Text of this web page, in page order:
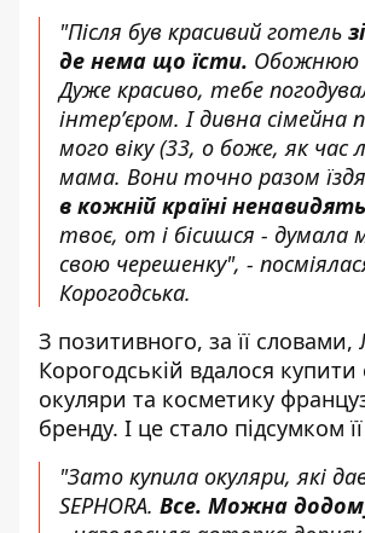
"Після був красивий готель
де нема що їсти. Обожнюю
Дуже красиво, тебе
інтерʼєром. І дивна сімейна
мого віку (33, о боже, як час
мама. Вони точно разом
в кожній країні
твоє, от і бісишся - думала
свою черешенку", -
Корогодська.
З позитивного, за її словами,
Корогодській вдалося купити
окуляри та косметику
бренду. І це стало підсумком
"Зато купила окуляри, які
SEPHORA. Все. Можна